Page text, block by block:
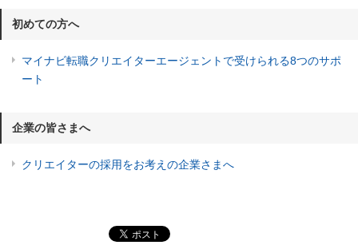
初めての方へ
マイナビ転職クリエイターエージェントで受けられる8つのサポ
ート
企業の皆さまへ
クリエイターの採用をお考えの企業さまへ